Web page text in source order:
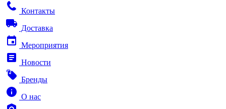
Контакты
Доставка
Мероприятия
Новости
Бренды
О нас